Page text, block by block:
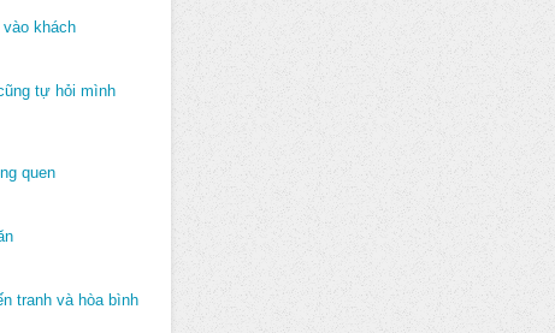
khách
tự hỏi mình
quen
tranh và hòa bình